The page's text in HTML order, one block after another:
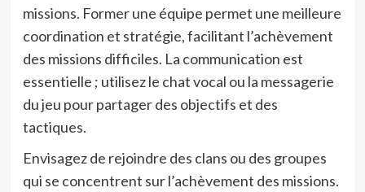
missions. Former une équipe permet une meilleure
coordination et stratégie, facilitant l’achèvement
des missions difficiles. La communication est
essentielle ; utilisez le chat vocal ou la messagerie
du jeu pour partager des objectifs et des
tactiques.
Envisagez de rejoindre des clans ou des groupes
qui se concentrent sur l’achèvement des missions.